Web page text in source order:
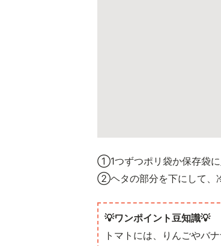
①1つずつポリ袋か保存袋に
②ヘタの部分を下にして、
💡ワンポイント豆知識💡
トマトには、りんごやバ